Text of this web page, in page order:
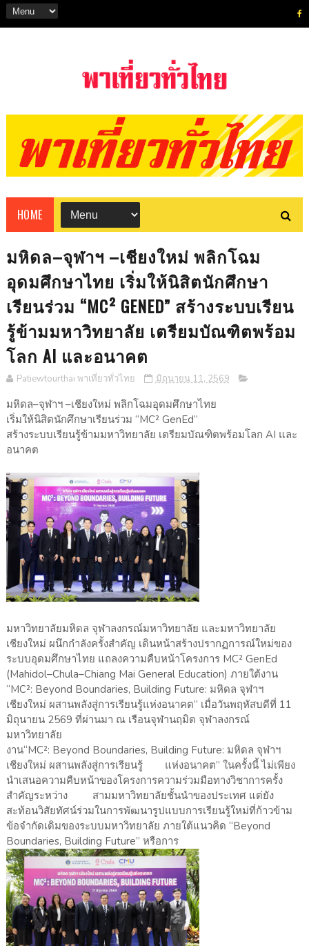
HOME
มหิดล–จุฬาฯ –เชียงใหม่ พลิกโฉม
อุดมศึกษาไทย เริ่มให้นิสิตนักศึกษา
เรียนร่วม “MC² GENED” สร้างระบบเรียน
รู้ข้ามมหาวิทยาลัย เตรียมบัณฑิตพร้อม
โลก AI และอนาคต
Patiewtourthai พาเที่ยวทั่วไทย มิถุนายน 11, 2569
มหิดล–จุฬาฯ –เชียงใหม่ พลิกโฉมอุดมศึกษาไทย
เริ่มให้นิสิตนักศึกษาเรียนร่วม “MC² GenEd”
สร้างระบบเรียนรู้ข้ามมหาวิทยาลัย เตรียมบัณฑิตพร้อมโลก AI และ
อนาคต
มหาวิทยาลัยมหิดล จุฬาลงกรณ์มหาวิทยาลัย และมหาวิทยาลัย
เชียงใหม่ ผนึกกำลังครั้งสำคัญ เดินหน้าสร้างปรากฏการณ์ใหม่ของ
ระบบอุดมศึกษาไทย แถลงความคืบหน้าโครงการ MC² GenEd
(Mahidol–Chula–Chiang Mai General Education) ภายใต้งาน
“MC²: Beyond Boundaries, Building Future: มหิดล จุฬาฯ
เชียงใหม่ ผสานพลังสู่การเรียนรู้แห่งอนาคต” เมื่อวันพฤหัสบดีที่ 11
มิถุนายน 2569 ที่ผ่านมา ณ เรือนจุฬานฤมิต จุฬาลงกรณ์
มหาวิทยาลัย
งาน“MC²: Beyond Boundaries, Building Future: มหิดล จุฬาฯ
เชียงใหม่ ผสานพลังสู่การเรียนรู้ แห่งอนาคต” ในครั้งนี้ ไม่เพียง
นำเสนอความคืบหน้าของโครงการความร่วมมือทางวิชาการครั้ง
สำคัญระหว่าง สามมหาวิทยาลัยชั้นนำของประเทศ แต่ยัง
สะท้อนวิสัยทัศน์ร่วมในการพัฒนารูปแบบการเรียนรู้ใหม่ที่ก้าวข้าม
ข้อจำกัดเดิมของระบบมหาวิทยาลัย ภายใต้แนวคิด “Beyond
Boundaries, Building Future” หรือการ